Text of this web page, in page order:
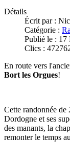
Détails
Écrit par :
Catégorie :
Publié le : 17
Clics :
En route vers
Bort les Orgues!
Cette randonnée
Dordogne et ses
des manants, la
remonter le temps